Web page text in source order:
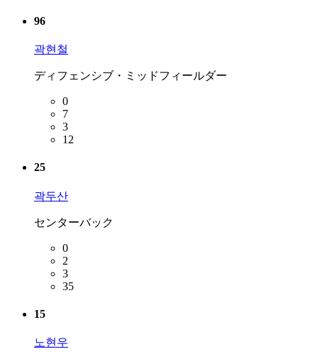
96
곽현철
ディフェンシブ・ミッドフィールダー
0
7
3
12
25
곽두산
センターバック
0
2
3
35
15
노현우